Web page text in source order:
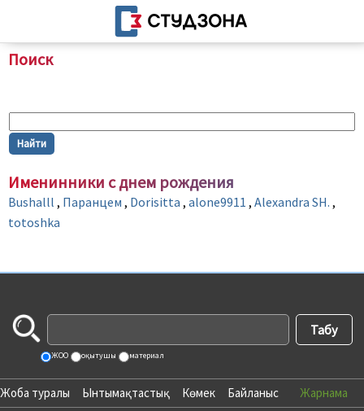
Поиск
Именинники c днем рождения
Bushalll , Паранцем , Dorisitta , alone9911 , Alexandra SH. ,
totoshka
ЖОО оқытушы материал
Жоба туралы Ынтымақтастық Көмек Байланыс Жарнама